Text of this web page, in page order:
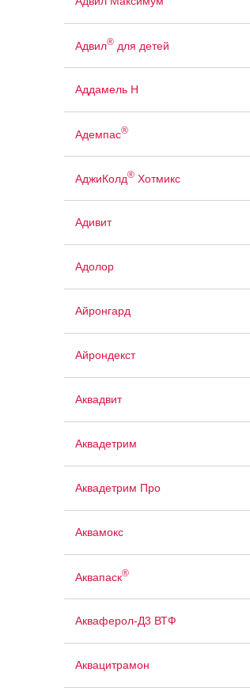
Адвил®для детей
Аддамель Н
Адемпас®
АджиКолд®Хотмикс
Адивит
Адолор
Айронгард
Айрондекст
Аквадвит
Аквадетрим
Аквадетрим Про
Аквамокс
Аквапаск®
Акваферол-Д3 ВТФ
Аквацитрамон